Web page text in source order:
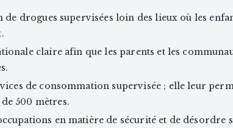
drogues supervisées loin des lieux où les
claire afin que les parents et les
de consommation supervisée ; elle leur
500 mètres.
en matière de sécurité et de désordre